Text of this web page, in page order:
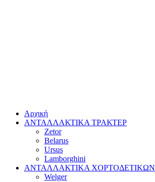
Αρχική
ΑΝΤΑΛΛΑΚΤΙΚΑ ΤΡΑΚΤΕΡ
Zetor
Belarus
Ursus
Lamborghini
ΑΝΤΑΛΛΑΚΤΙΚΑ ΧΟΡΤΟΔΕΤΙΚΩΝ
Welger